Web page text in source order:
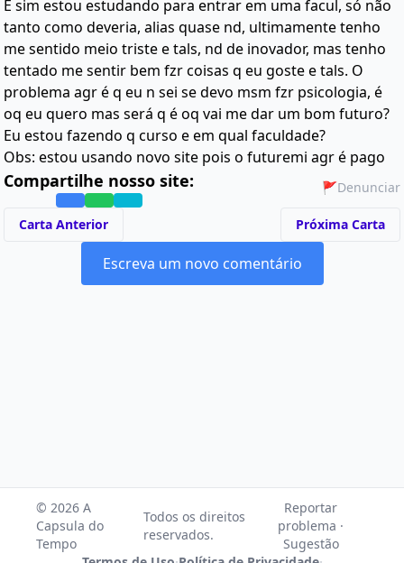
E sim estou estudando para entrar em uma facul, só não
tanto como deveria, alias quase nd, ultimamente tenho
me sentido meio triste e tals, nd de inovador, mas tenho
tentado me sentir bem fzr coisas q eu goste e tals. O
problema agr é q eu n sei se devo msm fzr psicologia, é
oq eu quero mas será q é oq vai me dar um bom futuro?
Eu estou fazendo q curso e em qual faculdade?
Obs: estou usando novo site pois o futuremi agr é pago
Compartilhe nosso site: 🚩Denunciar
Carta Anterior Próxima Carta
Escreva um novo comentário
© 2026 A
Capsula do
Tempo
Todos os direitos
reservados.
Reportar
problema ·
Sugestão